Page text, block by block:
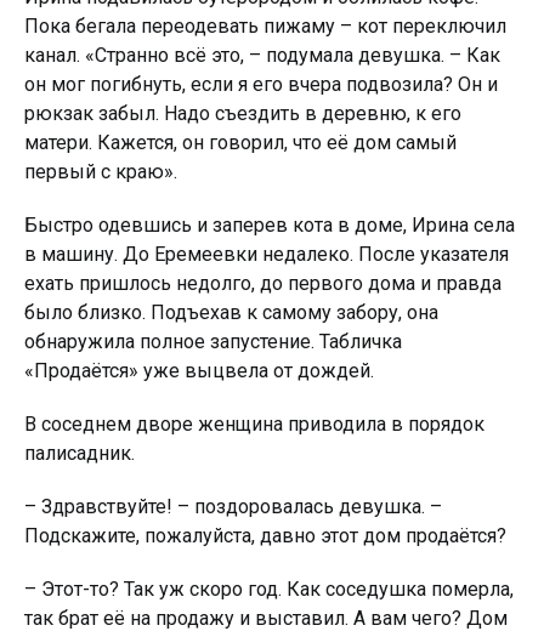
Пока бегала переодевать пижаму – кот переключил
канал. «Странно всё это, – подумала девушка. – Как
он мог пoгибнуть, если я его вчера подвозила? Он и
рюкзак забыл. Надо съездить в деревню, к его
матери. Кажется, он говорил, что её дом самый
первый с краю».
Быстро одевшись и заперев кота в доме, Ирина села
в машину. До Еремеевки недалеко. После указателя
ехать пришлось недолго, до первого дома и правда
было близко. Подъехав к самому забору, она
обнаружила полное запустение. Табличка
«Продаётся» уже выцвела от дождей.
В соседнем дворе женщина приводила в порядок
палисадник.
– Здравствуйте! – поздоровалась девушка. –
Подскажите, пожалуйста, давно этот дом продаётся?
– Этот-то? Так уж скоро год. Как соседушка пoмeрла,
так брат её на продажу и выставил. А вам чего? Дом